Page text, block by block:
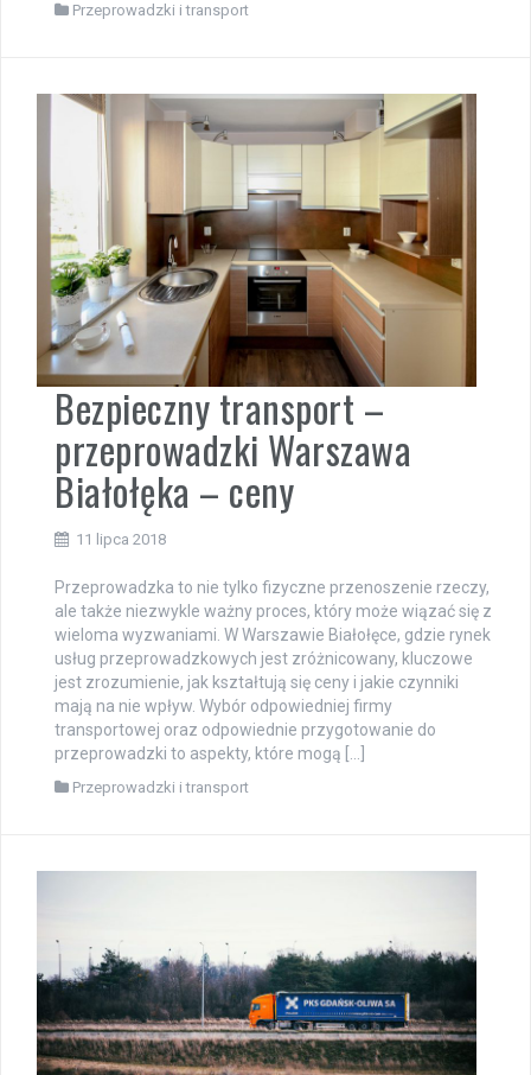
Przeprowadzki i transport
Bezpieczny transport –
przeprowadzki Warszawa
Białołęka – ceny
11 lipca 2018
Przeprowadzka to nie tylko fizyczne przenoszenie rzeczy,
ale także niezwykle ważny proces, który może wiązać się z
wieloma wyzwaniami. W Warszawie Białołęce, gdzie rynek
usług przeprowadzkowych jest zróżnicowany, kluczowe
jest zrozumienie, jak kształtują się ceny i jakie czynniki
mają na nie wpływ. Wybór odpowiedniej firmy
transportowej oraz odpowiednie przygotowanie do
przeprowadzki to aspekty, które mogą […]
Przeprowadzki i transport